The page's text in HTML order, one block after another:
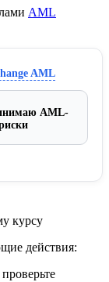
AML
AML
AML-
курсу
действия: